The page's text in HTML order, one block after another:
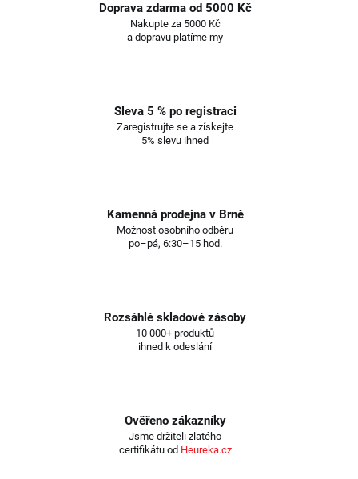
Doprava zdarma od 5000 Kč
Nakupte za 5000 Kč
a dopravu platíme my
Sleva 5 % po registraci
Zaregistrujte se a získejte
5% slevu ihned
Kamenná prodejna v Brně
Možnost osobního odběru
po–pá, 6:30–15 hod.
Rozsáhlé skladové zásoby
10 000+ produktů
ihned k odeslání
Ověřeno zákazníky
Jsme držiteli zlatého
certifikátu od Heureka.cz